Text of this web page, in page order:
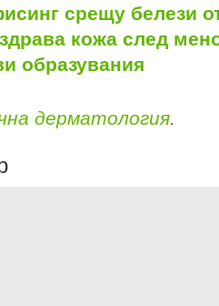
срещу белези
кожа след
образувания
дерматология.